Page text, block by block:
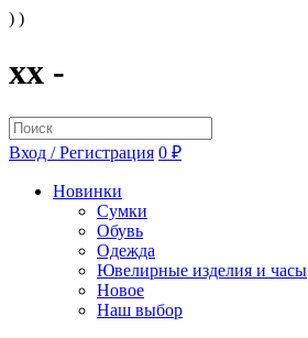
) )
xx -
Вход / Регистрация 0 ₽
Новинки
Сумки
Обувь
Одежда
Ювелирные изделия и часы
Новое
Наш выбор